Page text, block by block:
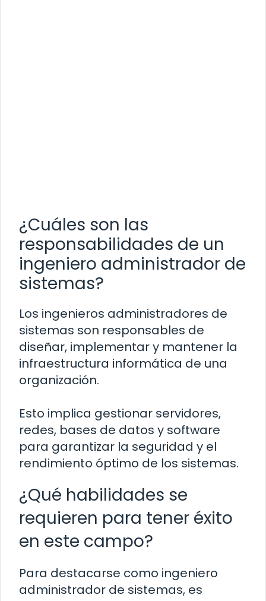
¿Cuáles son las
responsabilidades de un
ingeniero administrador de
sistemas?
Los ingenieros administradores de
sistemas son responsables de
diseñar, implementar y mantener la
infraestructura informática de una
organización.
Esto implica gestionar servidores,
redes, bases de datos y software
para garantizar la seguridad y el
rendimiento óptimo de los sistemas.
¿Qué habilidades se
requieren para tener éxito
en este campo?
Para destacarse como ingeniero
administrador de sistemas, es